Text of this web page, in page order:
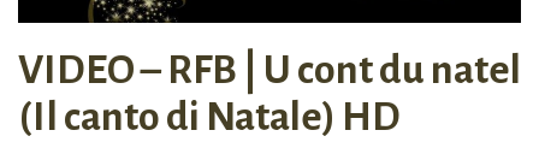
VIDEO – RFB | U cont du natel
(Il canto di Natale) HD